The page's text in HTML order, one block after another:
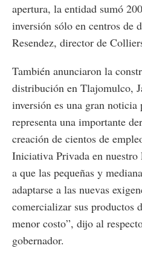
apertura, la entidad sumó
inversión sólo en centros de
Resendez, director de
También anunciaron la
distribución en Tlajomulco,
inversión es una gran noticia
representa una importante
creación de cientos de
Iniciativa Privada en nuestro
a que las pequeñas y
adaptarse a las nuevas
comercializar sus productos
menor costo”, dijo al
gobernador.